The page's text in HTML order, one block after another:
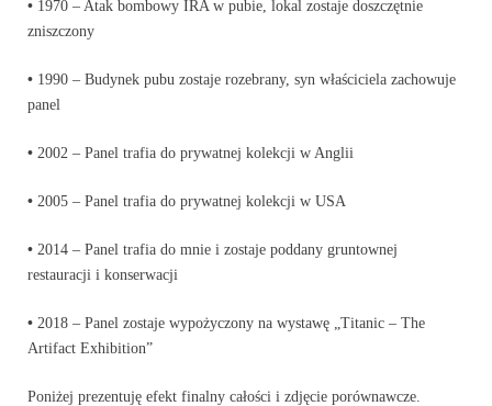
• 1970 – Atak bombowy IRA w pubie, lokal zostaje doszczętnie
zniszczony
• 1990 – Budynek pubu zostaje rozebrany, syn właściciela zachowuje
panel
• 2002 – Panel trafia do prywatnej kolekcji w Anglii
• 2005 – Panel trafia do prywatnej kolekcji w USA
• 2014 – Panel trafia do mnie i zostaje poddany gruntownej
restauracji i konserwacji
• 2018 – Panel zostaje wypożyczony na wystawę „Titanic – The
Artifact Exhibition”
Poniżej prezentuję efekt finalny całości i zdjęcie porównawcze.